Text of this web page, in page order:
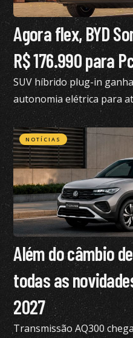
Agora flex, BYD
R$ 176.990 para
SUV híbrido plug-in
autonomia elétrica para
renovado
NOTÍCIAS
Além do câmbio
todas as
2027
Transmissão AQ300